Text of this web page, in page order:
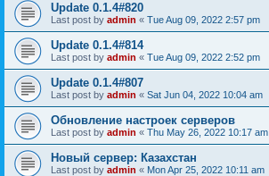
Update 0.1.4#820
Last post by admin « Tue Aug 09, 2022 2:57 pm
Update 0.1.4#814
Last post by admin « Tue Aug 09, 2022 2:52 pm
Update 0.1.4#807
Last post by admin « Sat Jun 04, 2022 10:04 am
Обновление настроек серверов
Last post by admin « Thu May 26, 2022 10:17 am
Новый сервер: Казахстан
Last post by admin « Mon Apr 25, 2022 10:11 am